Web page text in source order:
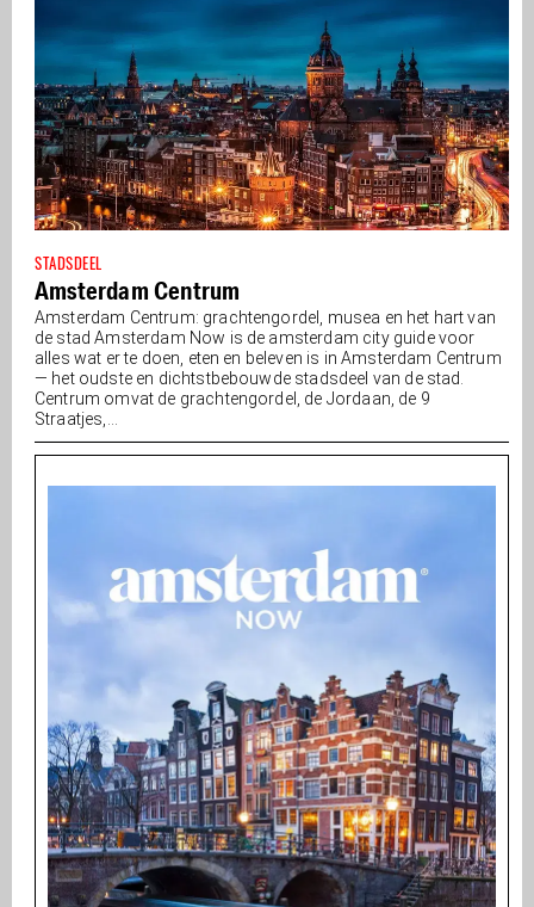
STADSDEEL
Amsterdam Centrum
Amsterdam Centrum: grachtengordel, musea en het hart van
de stad Amsterdam Now is de amsterdam city guide voor
alles wat er te doen, eten en beleven is in Amsterdam Centrum
— het oudste en dichtstbebouwde stadsdeel van de stad.
Centrum omvat de grachtengordel, de Jordaan, de 9
Straatjes,...